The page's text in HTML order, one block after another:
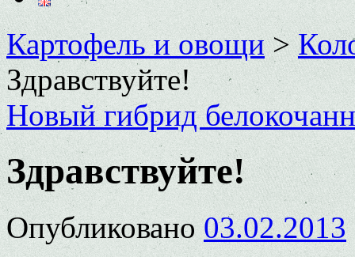
Картофель и овощи>
Здравствуйте!
Новый гибрид
Здравствуйте!
Опубликовано 03.02.2013